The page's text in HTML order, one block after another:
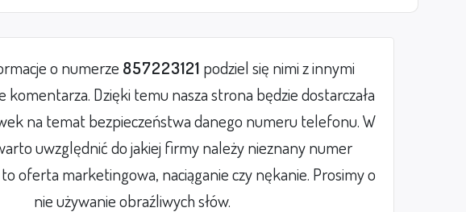
o numerze 857223121 podziel się nimi z innymi
komentarza. Dzięki temu nasza strona będzie dostarczała
na temat bezpieczeństwa danego numeru telefonu. W
uwzględnić do jakiej firmy należy nieznany numer
oferta marketingowa, naciąganie czy nękanie. Prosimy o
nie używanie obraźliwych słów.